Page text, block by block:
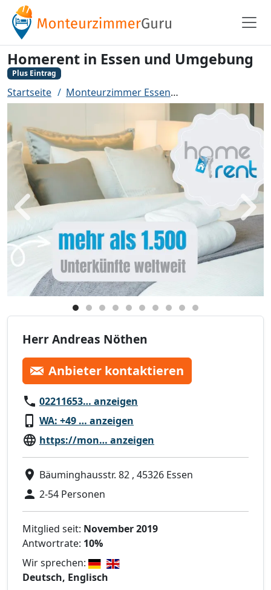
Homerent in Essen und Umgebung
Plus Eintrag
Startseite Monteurzimmer Essen
Zurück
Herr Andreas Nöthen
Anbieter kontaktieren
02211653… anzeigen
WA: +49 … anzeigen
https://mon… anzeigen
Bäuminghausstr. 82 , 45326 Essen
2-54 Personen
Mitglied seit: November 2019
Antwortrate: 10%
Wir sprechen:
Deutsch, Englisch